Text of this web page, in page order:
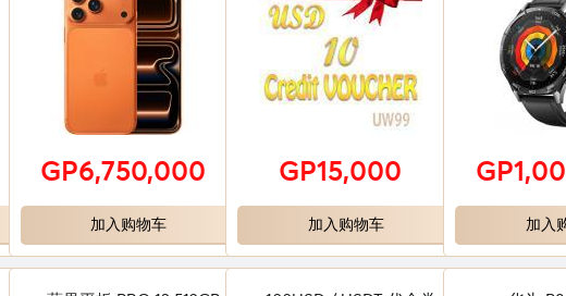
GP6,750,000
加入购物车
GP15,000
加入购物车 加入